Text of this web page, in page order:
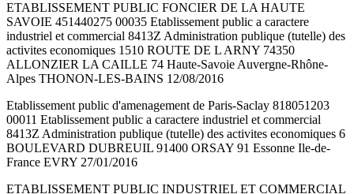
ETABLISSEMENT PUBLIC FONCIER DE LA HAUTE
SAVOIE 451440275 00035 Etablissement public a caractere
industriel et commercial 8413Z Administration publique (tutelle) des
activites economiques 1510 ROUTE DE L ARNY 74350
ALLONZIER LA CAILLE 74 Haute-Savoie Auvergne-Rhône-
Alpes THONON-LES-BAINS 12/08/2016
Etablissement public d'amenagement de Paris-Saclay 818051203
00011 Etablissement public a caractere industriel et commercial
8413Z Administration publique (tutelle) des activites economiques 6
BOULEVARD DUBREUIL 91400 ORSAY 91 Essonne Ile-de-
France EVRY 27/01/2016
ETABLISSEMENT PUBLIC INDUSTRIEL ET COMMERCIAL